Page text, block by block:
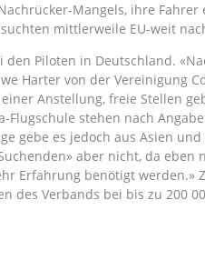
Mangels, ihre
mittlerweile EU-weit
den Piloten in Deutschland.
Harter von der Vereinigung
Anstellung, freie Stellen
Flugschule stehen nach
gebe es jedoch aus Asien und
aber nicht, da
Erfahrung benötigt werden.»
des Verbands bei bis zu 200